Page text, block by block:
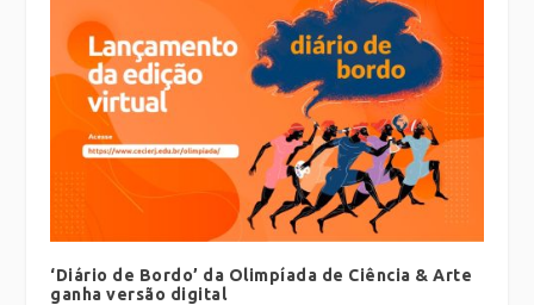
‘Diário de Bordo’ da Olimpíada de Ciência & Arte
ganha versão digital